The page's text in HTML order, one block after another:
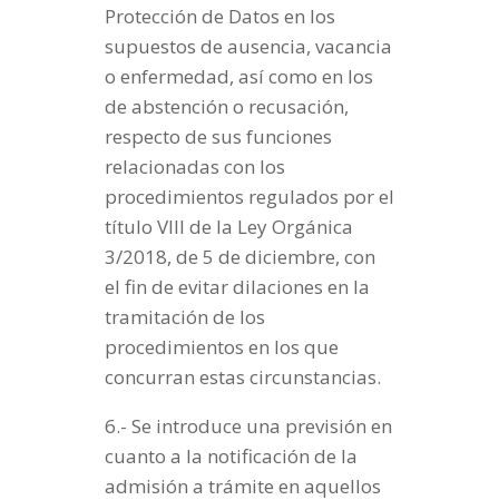
Protección de Datos en los
supuestos de ausencia, vacancia
o enfermedad, así como en los
de abstención o recusación,
respecto de sus funciones
relacionadas con los
procedimientos regulados por el
título VIII de la Ley Orgánica
3/2018, de 5 de diciembre, con
el fin de evitar dilaciones en la
tramitación de los
procedimientos en los que
concurran estas circunstancias.
6.- Se introduce una previsión en
cuanto a la notificación de la
admisión a trámite en aquellos